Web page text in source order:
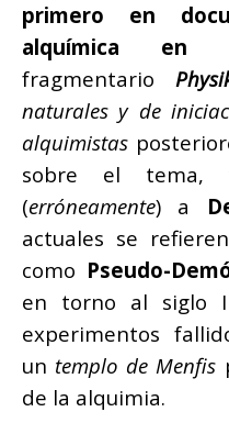
primero en
alquímica en
fragmentario
naturales y de
alquimistas
sobre el tema,
(erróneamente) a
actuales se
como Pseudo-
en torno al siglo I
experimentos
un templo de Menfis
de la alquimia.